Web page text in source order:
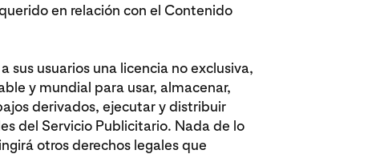
en relación con el Contenido
sus usuarios una licencia no exclusiva,
y mundial para usar, almacenar,
derivados, ejecutar y distribuir
del Servicio Publicitario. Nada de lo
otros derechos legales que